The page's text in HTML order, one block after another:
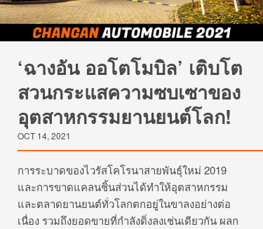
‘ฉางอัน ออโตโมบิล’ เติบโต
สวนกระแสความซบเซาของ
อุตสาหกรรมยานยนต์โลก!
OCT 14, 2021
การระบาดของไวรัสโคโรนาสายพันธุ์ใหม่ 2019
และการขาดแคลนชิ้นส่วนได้ทำให้อุตสาหกรรม
และตลาดยานยนต์ทั่วโลกตกอยู่ในขาลงอย่างต่อ
เนื่อง รวมถึงยอดขายที่กำลังดิ่งลงเช่นเดียวกัน ผลก